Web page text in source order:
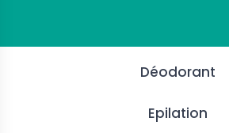
Déodorant
Epilation